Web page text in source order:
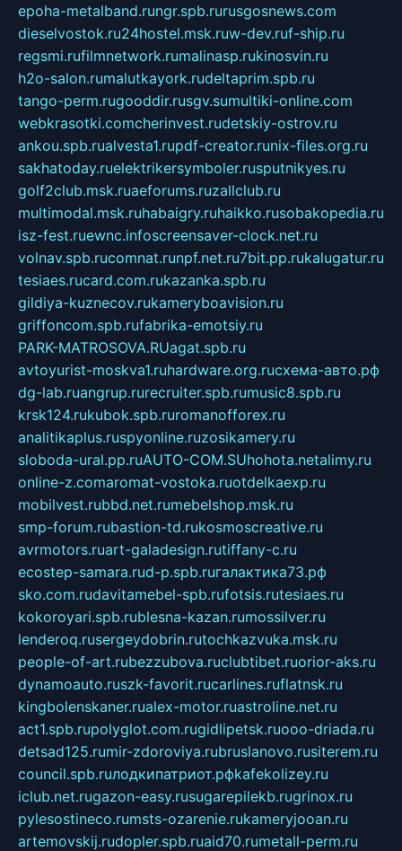
epoha-metalband.rungr.spb.rurusgosnews.com
dieselvostok.ru24hostel.msk.ruw-dev.ruf-ship.ru
regsmi.rufilmnetwork.rumalinasp.rukinosvin.ru
h2o-salon.rumalutkayork.rudeltaprim.spb.ru
tango-perm.rugooddir.rusgv.sumultiki-online.com
webkrasotki.comcherinvest.rudetskiy-ostrov.ru
ankou.spb.rualvesta1.rupdf-creator.runix-files.org.ru
sakhatoday.ruelektrikersymboler.rusputnikyes.ru
golf2club.msk.ruaeforums.ruzallclub.ru
multimodal.msk.ruhabaigry.ruhaikko.rusobakopedia.ru
isz-fest.ruewnc.infoscreensaver-clock.net.ru
volnav.spb.rucomnat.runpf.net.ru7bit.pp.rukalugatur.ru
tesiaes.rucard.com.rukazanka.spb.ru
gildiya-kuznecov.rukameryboavision.ru
griffoncom.spb.rufabrika-emotsiy.ru
PARK-MATROSOVA.RUagat.spb.ru
avtoyurist-moskva1.ruhardware.org.ruсхема-авто.рф
dg-lab.ruangrup.rurecruiter.spb.rumusic8.spb.ru
krsk124.rukubok.spb.ruromanofforex.ru
analitikaplus.ruspyonline.ruzosikamery.ru
sloboda-ural.pp.ruAUTO-COM.SUhohota.netalimy.ru
online-z.comaromat-vostoka.ruotdelkaexp.ru
mobilvest.rubbd.net.rumebelshop.msk.ru
smp-forum.rubastion-td.rukosmoscreative.ru
avrmotors.ruart-galadesign.rutiffany-c.ru
ecostep-samara.rud-p.spb.ruгалактика73.рф
sko.com.rudavitamebel-spb.rufotsis.rutesiaes.ru
kokoroyari.spb.rublesna-kazan.rumossilver.ru
lenderoq.rusergeydobrin.rutochkazvuka.msk.ru
people-of-art.rubezzubova.ruclubtibet.ruorior-aks.ru
dynamoauto.ruszk-favorit.rucarlines.ruflatnsk.ru
kingbolenskaner.rualex-motor.ruastroline.net.ru
act1.spb.rupolyglot.com.rugidlipetsk.ruooo-driada.ru
detsad125.rumir-zdoroviya.rubruslanovo.rusiterem.ru
council.spb.ruлодкипатриот.рфkafekolizey.ru
iclub.net.rugazon-easy.rusugarepilekb.rugrinox.ru
pylesostineco.rumsts-ozarenie.rukameryjooan.ru
artemovskij.rudopler.spb.ruaid70.rumetall-perm.ru